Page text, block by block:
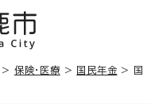
> 保険・医療 > 国民年金 > 国